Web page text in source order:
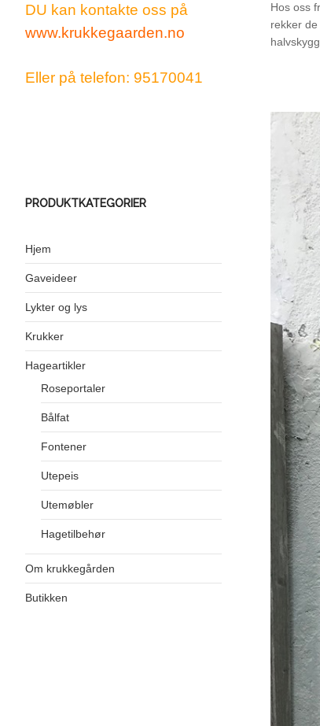
Hos oss
rekker
DU kan kontakte oss på
www.krukkegaarden.no
Eller på telefon: 95170041
PRODUKTKATEGORIER
Hjem
Gaveideer
Lykter og lys
Krukker
Hageartikler
Roseportaler
Bålfat
Fontener
Utepeis
Utemøbler
Hagetilbehør
Om krukkegården
Butikken